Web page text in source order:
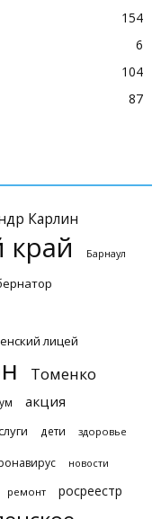
154
6
104
87
Карлин
край Барнаул
лицей
Томенко
акция
дети здоровье
новости
ремонт росреестр